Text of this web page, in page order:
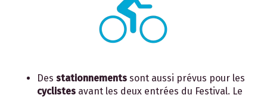
Desstationnements sont aussi prévus pour les
cyclistes avant les deux entrées du Festival. Le